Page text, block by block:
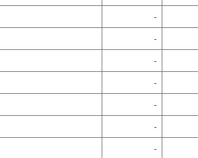
-
-
-
-
-
-
-